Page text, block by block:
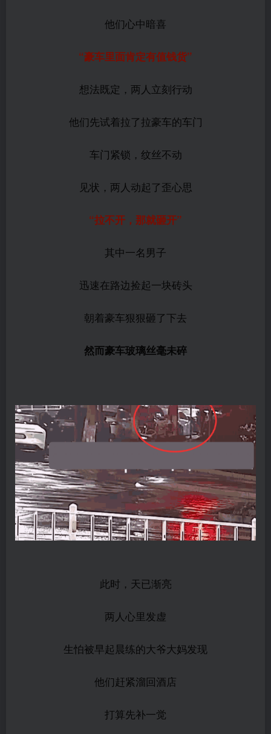
他们心中暗喜
“豪车里面肯定有值钱货”
想法既定，两人立刻行动
他们先试着拉了拉豪车的车门
车门紧锁，纹丝不动
见状，两人动起了歪心思
“拉不开，那就砸开”
其中一名男子
迅速在路边捡起一块砖头
朝着豪车狠狠砸了下去
然而豪车玻璃丝毫未碎
此时，天已渐亮
两人心里发虚
生怕被早起晨练的大爷大妈发现
他们赶紧溜回酒店
打算先补一觉